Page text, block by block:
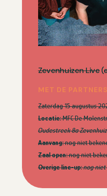
Zevenhuizen Live
MET DE
Zaterdag 15 augustus
Locatie:MFC De
Oudestreek 8a
Aanvang:nog niet
Zaal open:nog niet
Overige line-up:nog